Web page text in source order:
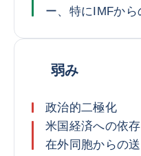
ー、特にIMFから
弱み
政治的二極化
米国経済への依
在外同胞からの送